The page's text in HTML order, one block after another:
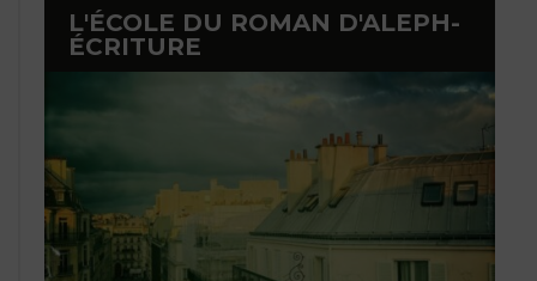
L'ÉCOLE DU ROMAN D'ALEPH-
ÉCRITURE